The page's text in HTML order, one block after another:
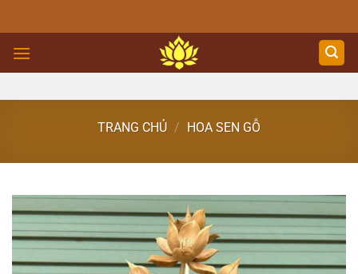
to
content
TRANG CHỦ / HOA SEN GỖ